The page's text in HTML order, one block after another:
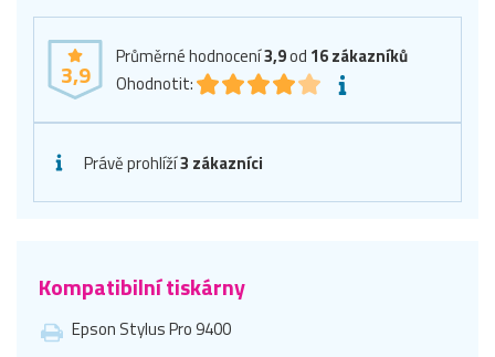
3,9
Průměrné hodnocení3,9od 16zákazníků
Ohodnotit:
Právě prohlíží3 zákazníci
Kompatibilní tiskárny
Epson Stylus Pro 9400